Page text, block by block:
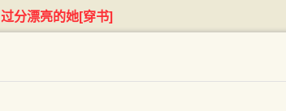
过分漂亮的她[穿书]